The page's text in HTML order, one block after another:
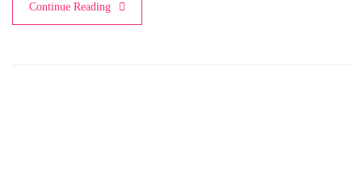
Continue Reading